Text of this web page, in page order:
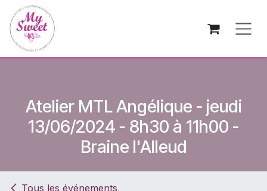
Se rendre au contenu
Atelier MTL Angélique - jeudi
13/06/2024 - 8h30 à 11h00 -
Braine l'Alleud
Tous les événements